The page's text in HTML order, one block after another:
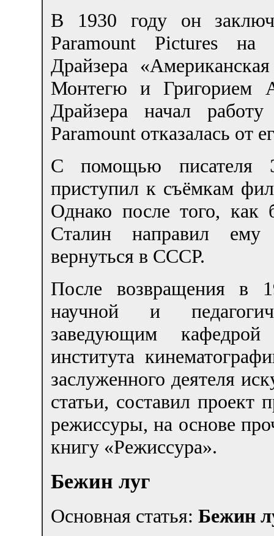
В 1930 году он
Paramount Pictures на
Драйзера
Монтегю и Григорием
Драйзера начал
Paramount отказалась от
С помощью писателя
приступил к съёмкам
Однако после того, как
Сталин направил ему
вернуться в СССР.
После возвращения в
научной и
заведующим кафедрой
института
заслуженного деятеля
статьи, составил
режиссуры, на основе
книгу «Режиссура».
Бежин луг
Основная статья: Бежин